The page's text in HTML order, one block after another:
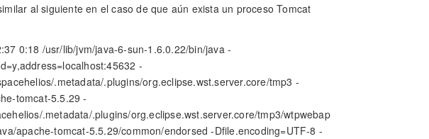
al siguiente en el caso de que aún exista un proceso Tomcat
0:18 /usr/lib/jvm/java-6-sun-1.6.0.22/bin/java -
-
.metadata/.plugins/org.eclipse.wst.server.core/tmp3 -
tomcat-5.5.29 -
.metadata/.plugins/org.eclipse.wst.server.core/tmp3/wtpwebap
apache-tomcat-5.5.29/common/endorsed -Dfile.encoding=UTF-8 -